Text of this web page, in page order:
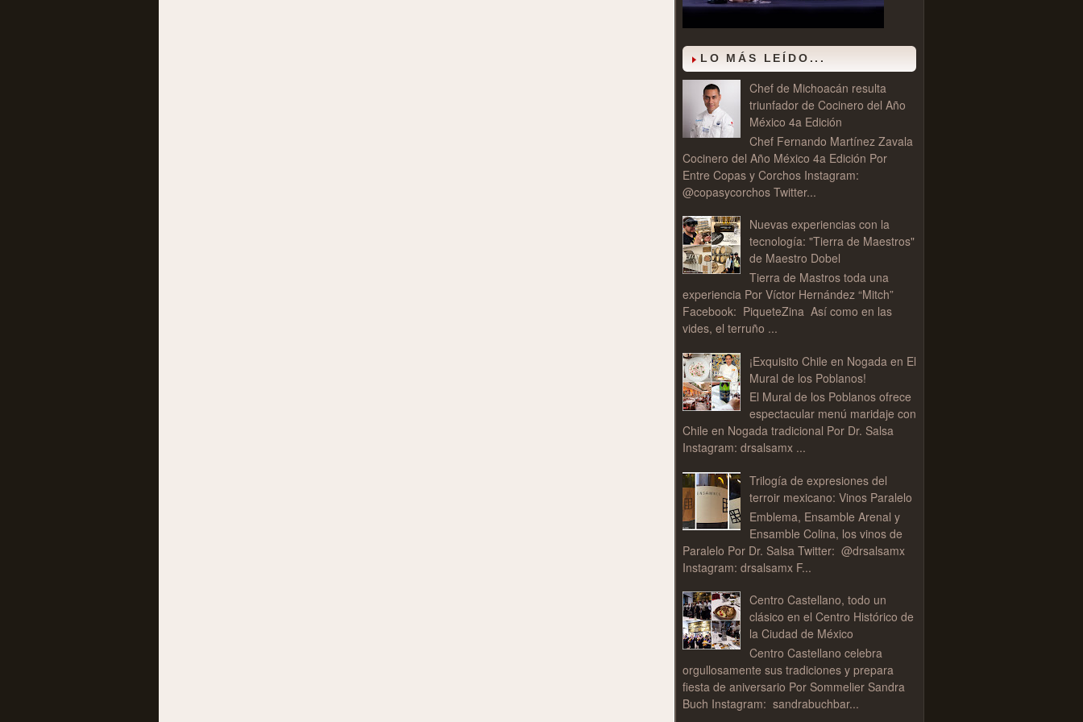
LO MÁS LEÍDO...
Chef de Michoacán resulta
triunfador de Cocinero del Año
México 4a Edición
Chef Fernando Martínez Zavala
Cocinero del Año México 4a Edición Por
Entre Copas y Corchos Instagram:
@copasycorchos Twitter...
Nuevas experiencias con la
tecnología: "Tierra de Maestros"
de Maestro Dobel
Tierra de Mastros toda una
experiencia Por Víctor Hernández “Mitch”
Facebook: PiqueteZina Así como en las
vides, el terruño ...
¡Exquisito Chile en Nogada en El
Mural de los Poblanos!
El Mural de los Poblanos ofrece
espectacular menú maridaje con
Chile en Nogada tradicional Por Dr. Salsa
Instagram: drsalsamx ...
Trilogía de expresiones del
terroir mexicano: Vinos Paralelo
Emblema, Ensamble Arenal y
Ensamble Colina, los vinos de
Paralelo Por Dr. Salsa Twitter: @drsalsamx
Instagram: drsalsamx F...
Centro Castellano, todo un
clásico en el Centro Histórico de
la Ciudad de México
Centro Castellano celebra
orgullosamente sus tradiciones y prepara
fiesta de aniversario Por Sommelier Sandra
Buch Instagram: sandrabuchbar...